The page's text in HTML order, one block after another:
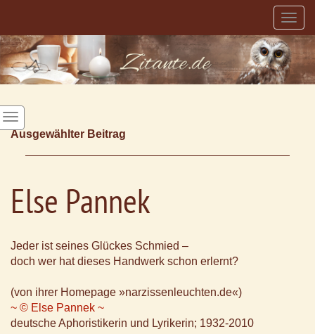
Ausgewählter Beitrag
Else Pannek
Jeder ist seines Glückes Schmied –
doch wer hat dieses Handwerk schon erlernt?
(von ihrer Homepage »narzissenleuchten.de«)
~ © Else Pannek ~
deutsche Aphoristikerin und Lyrikerin; 1932-2010